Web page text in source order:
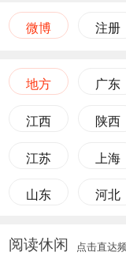
微博 注册
地方 广东
江西 陕西
江苏 上海
山东 河北
阅读休闲 点击直达